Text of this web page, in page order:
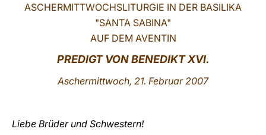
ASCHERMITTWOCHSLITURGIE IN DER BASILIKA
"SANTA SABINA"
AUF DEM AVENTIN
PREDIGT VON BENEDIKT XVI.
Aschermittwoch, 21. Februar 2007
Liebe Brüder und Schwestern!